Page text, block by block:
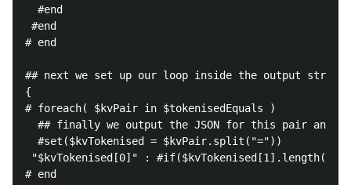
  #end
#end
# end
## next we set up our loop inside the output
{
# foreach( $kvPair in $tokenisedEquals )
## finally we output the JSON for this pair and
  #set($kvTokenised = $kvPair.split("="))
"$kvTokenised[0]" : #if($kvTokenised[1].length() >
# end